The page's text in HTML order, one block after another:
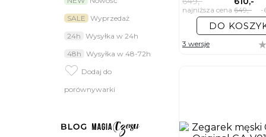
SALE Wyprzedaż
24h Wysyłka w 24h
48h Wysyłka w 48-72h
Dodaj do
porównywarki
do kształtu Twojego
Jaki zegarek
Oprócz materiałów oraz
pomiędzy paskiem a
Wybierając jedno z
do każdej formalnej
Na pasku czy
najniższa cena 649,- -
DO
3 wersje